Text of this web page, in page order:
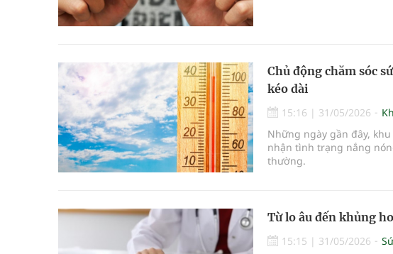
Chủ động chăm sóc
kéo dài
15:16 | 31/05/2026
Những ngày gần đây,
nhận tình trạng nắng
thường.
Từ lo âu đến khủng
15:15 | 31/05/2026